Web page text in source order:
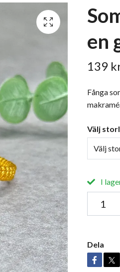
en
139
Fånga
Välj
Välj
I
Dela